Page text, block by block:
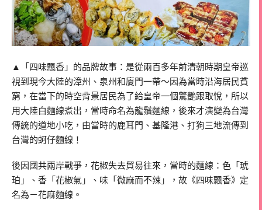
▲「四味飄香」的品牌故事：是從兩百多年前清朝時期皇帝巡
視到現今大陸的漳州、泉州和廈門一帶～因為當時沿海居民貧
窮，在當下的時空背景居民為了給皇帝一個驚艷跟取悅，所以
用大陸白麵線煮出，當時命名為龍鬚麵線，後來才演變為台灣
傳統的道地小吃，由當時的鹿耳門、基隆港、打狗三地流傳到
台灣的蚵仔麵線！
後因國共兩岸戰爭，花椒失去貿易往來，當時的麵線：色「琥
珀」、香「花椒氣」、味「微麻而不辣」，故《四味飄香》定
名為－花麻麵線。